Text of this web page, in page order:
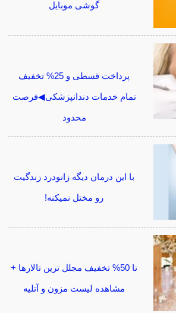
گوشی موبایل
پرداخت قسطی و 25% تخفیف
تمام خدمات دندانپزشکی◀فرصت
محدود
با این درمان دیگه زانودرد زندگیت
رو مختل نمیکنه!
تا 50% تخفیف مجلل ترین تالارها +
مشاهده لیست مزون و آتلیه